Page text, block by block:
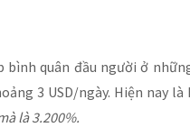
bình quân đầu người ở
3 USD/ngày. Hiện nay
là 3.200%.